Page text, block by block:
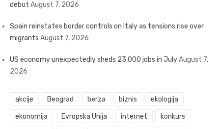
debut August 7, 2026
Spain reinstates border controls on Italy as tensions rise over
migrants August 7, 2026
US economy unexpectedly sheds 23,000 jobs in JulyAugust 7,
2026
akcije Beograd berza biznis ekologija
ekonomija Evropska Unija internet konkurs